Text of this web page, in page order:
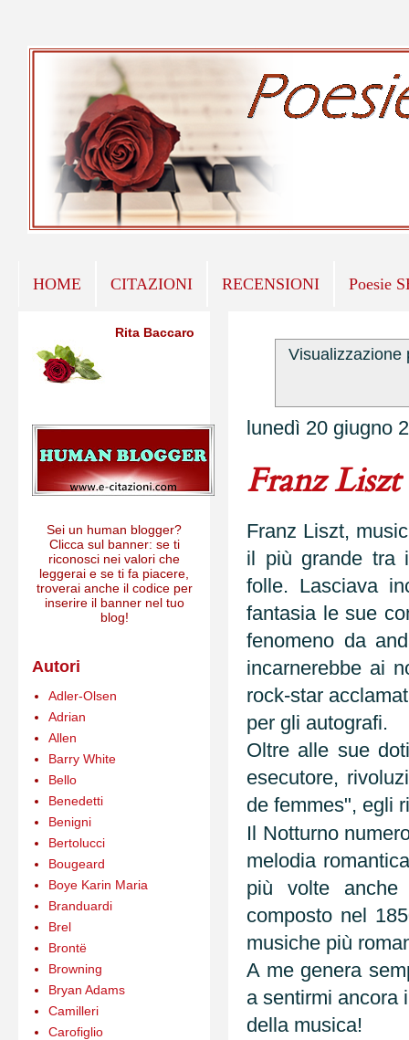
HOME CITAZIONI RECENSIONI Poesie
lunedì 20 giugno
Franz Liszt
Franz Liszt,
il più grande tra
folle. Lasciava
fantasia le sue
fenomeno da
incarnerebbe ai
rock-star
per gli autografi.
Oltre alle sue
esecutore,
de femmes", egli
Il Notturno
melodia
più volte anche
composto nel
musiche più
A me genera
a sentirmi ancora
della musica!
Rita Baccaro
Sei un human blogger?
Clicca sul banner: se ti
riconosci nei valori che
leggerai e se ti fa piacere,
troverai anche il codice per
inserire il banner nel tuo
blog!
Autori
Adler-Olsen
Adrian
Allen
Barry White
Bello
Benedetti
Benigni
Bertolucci
Bougeard
Boye Karin Maria
Branduardi
Brel
Brontë
Browning
Bryan Adams
Camilleri
Carofiglio